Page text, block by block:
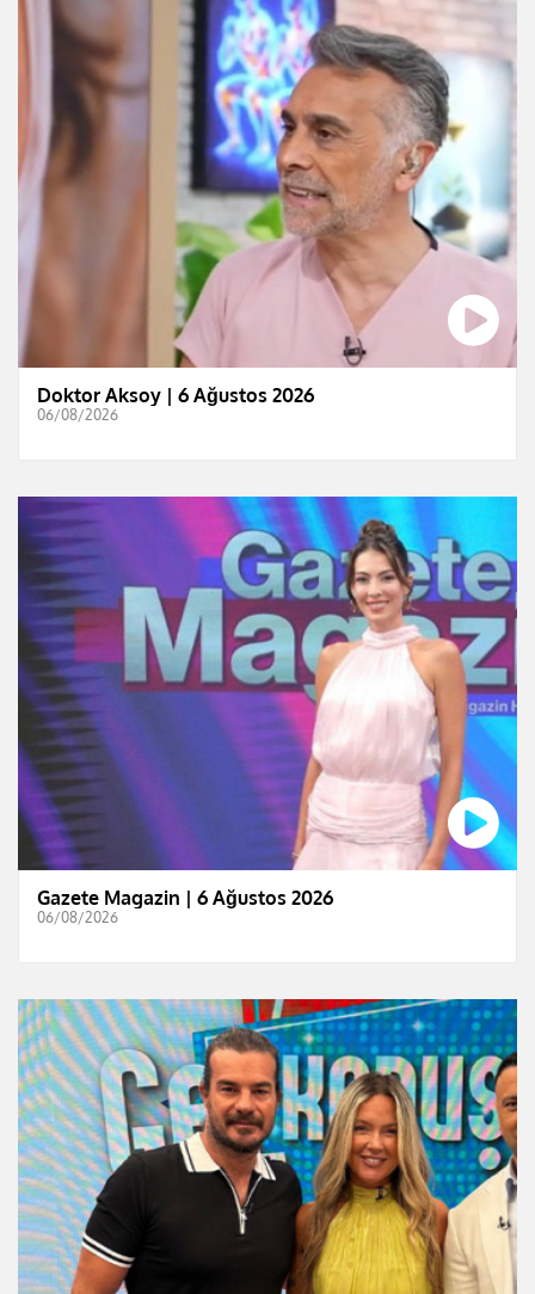
Doktor Aksoy | 6 Ağustos 2026
06/08/2026
Gazete Magazin | 6 Ağustos 2026
06/08/2026